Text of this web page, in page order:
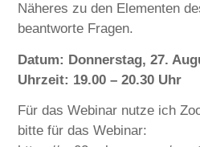
Näheres zu den Elementen
beantworte Fragen.
Datum: Donnerstag, 27.
Uhrzeit: 19.00 – 20.30 Uhr
Für das Webinar nutze ich
bitte für das Webinar: